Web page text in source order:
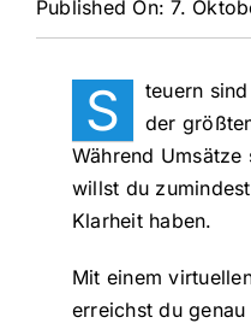
Published On: 7.
S
teuern
der
Während Umsätze
willst du
Klarheit haben.
Mit einem
erreichst du